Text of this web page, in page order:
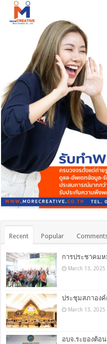
Recent Popular
การประชาคม
March 13, 2025
ประชุมสภาองค์
March 13, 2025
อบจ.ระยองต้อ